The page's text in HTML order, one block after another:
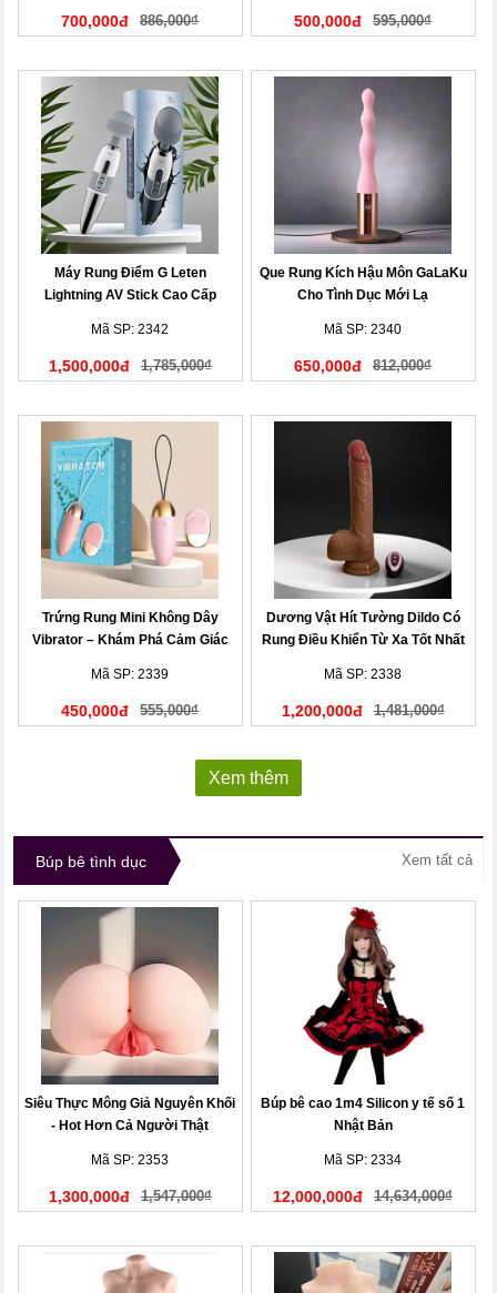
700,000đ 886,000₫ 500,000đ 595,000₫
Máy Rung Điểm G Leten
Lightning AV Stick Cao Cấp
Mã SP: 2342
1,500,000đ 1,785,000₫
Que Rung Kích Hậu Môn GaLaKu
Cho Tình Dục Mới Lạ
Mã SP: 2340
650,000đ 812,000₫
Trứng Rung Mini Không Dây
Vibrator – Khám Phá Cảm Giác
Mã SP: 2339
450,000đ 555,000₫
Dương Vật Hít Tường Dildo Có
Rung Điều Khiển Từ Xa Tốt Nhất
Mã SP: 2338
1,200,000đ 1,481,000₫
Xem thêm
Búp bê tình dục Xem tất cả
Siêu Thực Mông Giả Nguyên Khối
- Hot Hơn Cả Người Thật
Mã SP: 2353
1,300,000đ 1,547,000₫
Búp bê cao 1m4 Silicon y tế số 1
Nhật Bản
Mã SP: 2334
12,000,000đ 14,634,000₫